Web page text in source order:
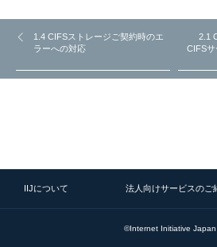
1.4 CIFSストレージご契約時のエ
ラーへの対応
2.1
CIFS
IIJについて 法人向けサービスのご
©Internet Initiative Japan